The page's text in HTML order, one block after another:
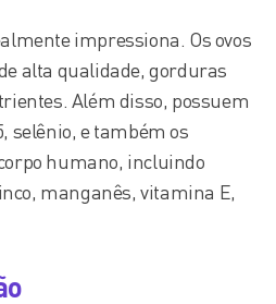
impressiona. Os ovos
alta qualidade, gorduras
Além disso, possuem
selênio, e também os
humano, incluindo
manganês, vitamina E,